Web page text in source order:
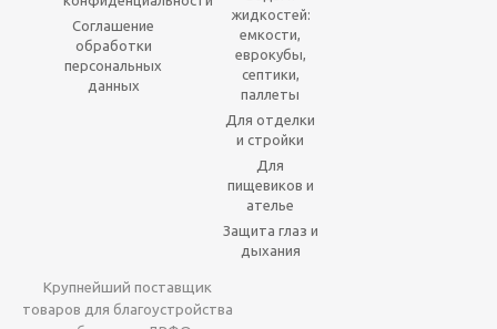
Соглашение
обработки
персональных
данных
жидкостей:
емкости,
еврокубы,
септики,
паллеты
Для отделки
и стройки
Для
пищевиков и
ателье
Защита глаз и
дыхания
Крупнейший поставщик
товаров для благоустройства